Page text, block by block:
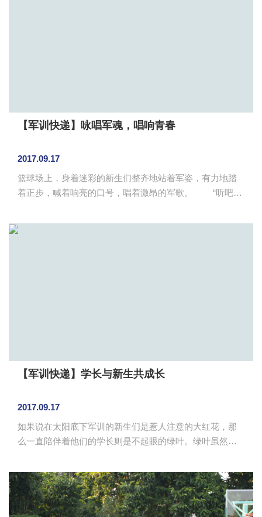
【军训快递】咏唱军魂，唱响青春
2017.09.17
篮球场上，身着迷彩的新生们整齐地站着军姿，有力地踏
着正步，喊着响亮的口号，唱着激昂的军歌。 “听吧，
起此彼伏的歌声。9月17日，军训之旅的第四天，外国语学
院的新生们在教官的带领下学唱军歌。从《团结就是力
【军训快递】学长与新生共成长
2017.09.17
如果说在太阳底下军训的新生们是惹人注意的大红花，那
么一直陪伴着他们的学长则是不起眼的绿叶。绿叶虽然不
军训已经过去了四天，但对外国语学院的新生来说，每一
天的军训生活都是崭新的，他们用响亮的口号叫醒太阳，
用整齐的步伐迈开晨光。他们不仅有一起奋斗的战友，还
有一直在背后默默支持和陪伴着的学长们。天气热，学长